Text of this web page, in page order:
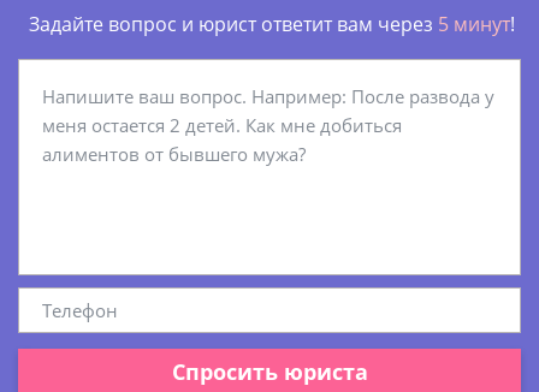
Задайте вопрос и юрист ответит вам через 5 минут!
Спросить юриста